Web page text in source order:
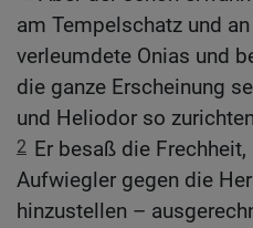
am Tempelschatz und
verleumdete Onias und
die ganze Erscheinung
und Heliodor so
2 Er besaß die
Aufwiegler gegen die
hinzustellen –